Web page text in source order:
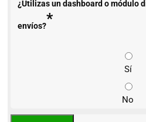
¿Utilizas un dashboard o módulo
envíos?*
Sí
No